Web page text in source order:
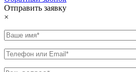
Отправить заявку
×